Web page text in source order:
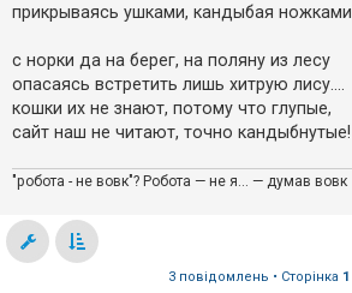
прикрываясь ушками, кандыбая ножками
с норки да на берег, на поляну из лесу
опасаясь встретить лишь хитрую лису....
кошки их не знают, потому что глупые,
сайт наш не читают, точно кандыбнутые!
"робота - не вовк"? Робота — не я... — думав вовк
3 повідомлень • Сторінка 1